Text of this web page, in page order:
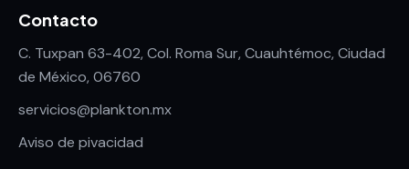
Contacto
C. Tuxpan 63-402, Col. Roma Sur, Cuauhtémoc, Ciudad
de México, 06760
servicios@plankton.mx
Aviso de pivacidad